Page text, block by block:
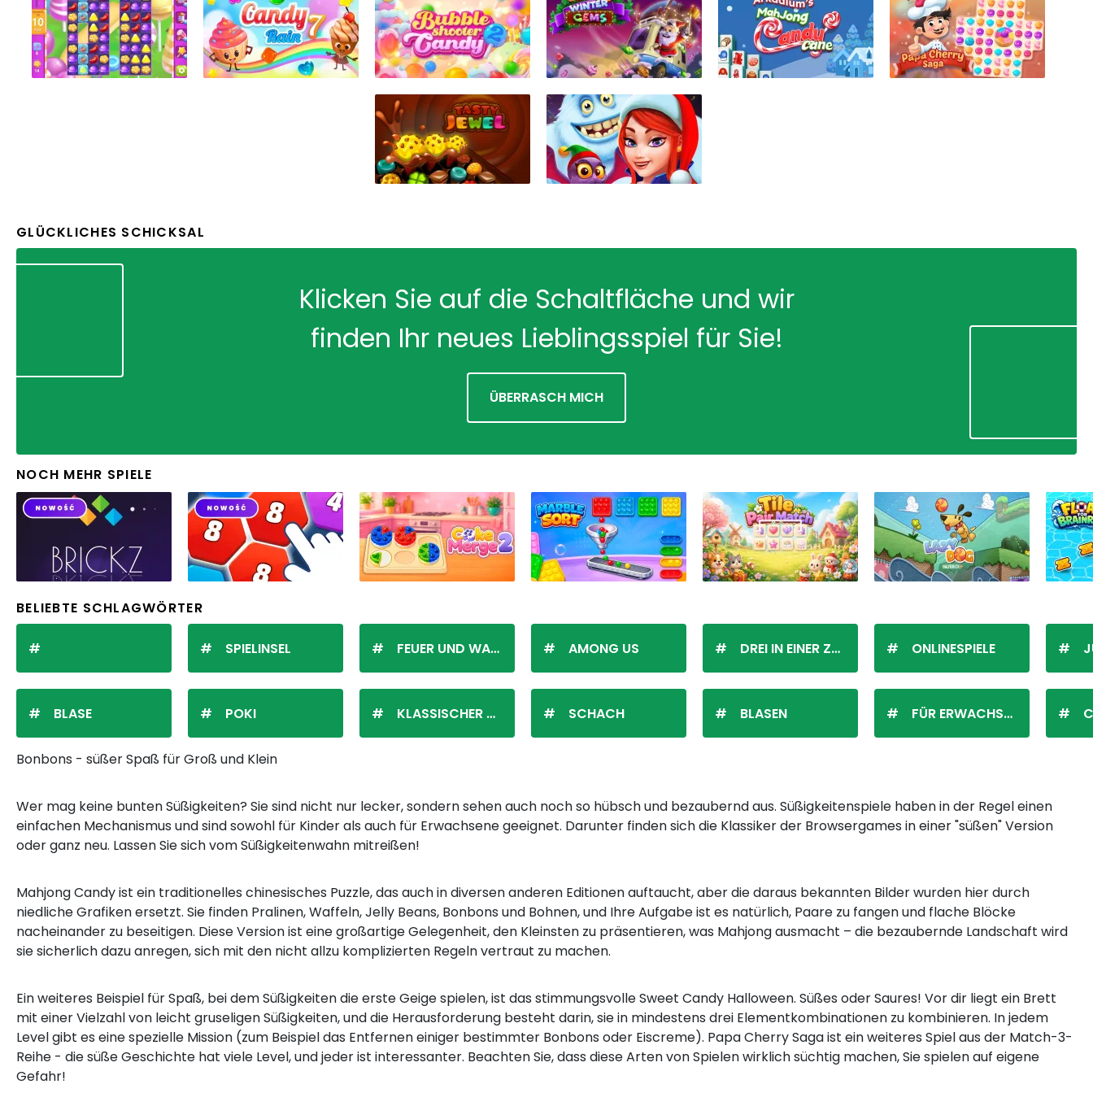
GLÜCKLICHES SCHICKSAL
Klicken Sie auf die Schaltfläche und wir
finden Ihr neues Lieblingsspiel für Sie!
ÜBERRASCH MICH
NOCH MEHR SPIELE
BELIEBTE SCHLAGWÖRTER
BLASE
SPIELINSEL
POKI
FEUER UND WASSER
KLASSISCHER SOLITÄR
AMONG US
SCHACH
DREI IN EINER ZEILE
BLASEN
ONLINESPIELE
FÜR ERWACHSENE
Bonbons - süßer Spaß für Groß und Klein
Wer mag keine bunten Süßigkeiten? Sie sind nicht nur lecker, sondern sehen auch noch so hübsch und bezaubernd aus. Süßigkeitenspiele haben in der Regel einen
einfachen Mechanismus und sind sowohl für Kinder als auch für Erwachsene geeignet. Darunter finden sich die Klassiker der Browsergames in einer "süßen" Version
oder ganz neu. Lassen Sie sich vom Süßigkeitenwahn mitreißen!
Mahjong Candy ist ein traditionelles chinesisches Puzzle, das auch in diversen anderen Editionen auftaucht, aber die daraus bekannten Bilder wurden hier durch
niedliche Grafiken ersetzt. Sie finden Pralinen, Waffeln, Jelly Beans, Bonbons und Bohnen, und Ihre Aufgabe ist es natürlich, Paare zu fangen und flache Blöcke
nacheinander zu beseitigen. Diese Version ist eine großartige Gelegenheit, den Kleinsten zu präsentieren, was Mahjong ausmacht – die bezaubernde Landschaft wird
sie sicherlich dazu anregen, sich mit den nicht allzu komplizierten Regeln vertraut zu machen.
Ein weiteres Beispiel für Spaß, bei dem Süßigkeiten die erste Geige spielen, ist das stimmungsvolle Sweet Candy Halloween. Süßes oder Saures! Vor dir liegt ein Brett
mit einer Vielzahl von leicht gruseligen Süßigkeiten, und die Herausforderung besteht darin, sie in mindestens drei Elementkombinationen zu kombinieren. In jedem
Level gibt es eine spezielle Mission (zum Beispiel das Entfernen einiger bestimmter Bonbons oder Eiscreme). Papa Cherry Saga ist ein weiteres Spiel aus der Match-3-
Reihe - die süße Geschichte hat viele Level, und jeder ist interessanter. Beachten Sie, dass diese Arten von Spielen wirklich süchtig machen, Sie spielen auf eigene
Gefahr!